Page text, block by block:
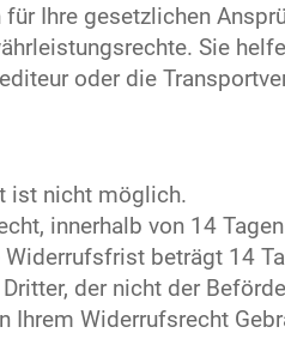
Ihre gesetzlichen
Sie
oder die
ist nicht möglich.
innerhalb von 14
beträgt 14
der nicht der
Ihrem Widerrufsrecht